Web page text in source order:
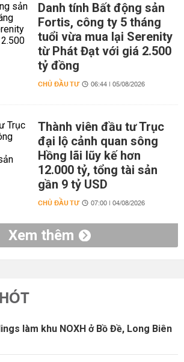
Danh tính Bất động sản
Fortis, công ty 5 tháng
tuổi vừa mua lại Serenity
từ Phát Đạt với giá 2.500
tỷ đồng
CHỦ ĐẦU TƯ 06:44 | 05/08/2026
Thành viên đầu tư Trục
đại lộ cảnh quan sông
Hồng lãi lũy kế hơn
12.000 tỷ, tổng tài sản
gần 9 tỷ USD
CHỦ ĐẦU TƯ 07:00 | 04/08/2026
Xem thêm
làm khu NOXH ở Bồ Đề, Long Biên